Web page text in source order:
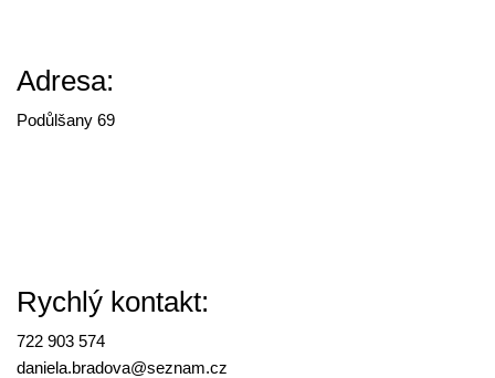
Adresa:
Podůlšany 69
Rychlý kontakt:
722 903 574
daniela.bradova@seznam.cz